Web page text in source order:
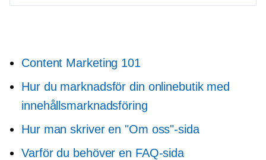
Content Marketing 101
Hur du marknadsför din onlinebutik med
innehållsmarknadsföring
Hur man skriver en "Om oss"-sida
Varför du behöver en FAQ-sida